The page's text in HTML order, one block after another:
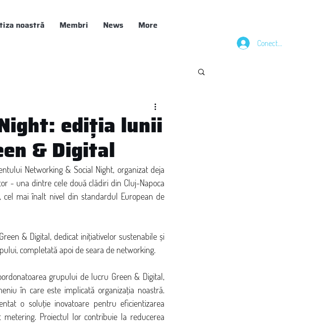
Conectează-te
noastră Membri News More
ediția lunii
& Digital
Networking & Social Night, organizat deja
mai înalt nivel din standardul European de
& Digital, dedicat inițiativelor sustenabile și
completată apoi de seara de networking.
grupului de lucru Green & Digital,
în care este implicată organizația noastră.
o soluție inovatoare pentru eficientizarea
Proiectul lor contribuie la reducerea